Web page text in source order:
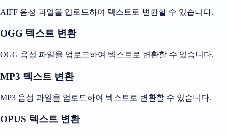
AIFF 음성 파일을 업로드하여 텍스트로 변환할 수 있습니다.
OGG 텍스트 변환
OGG 음성 파일을 업로드하여 텍스트로 변환할 수 있습니다.
MP3 텍스트 변환
MP3 음성 파일을 업로드하여 텍스트로 변환할 수 있습니다.
OPUS 텍스트 변환